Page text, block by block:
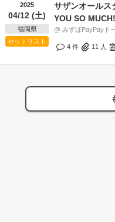
2025
04/12 (土)
福岡県
セットリスト
サザンオールス
YOU SO
@ みずほPayPayド
4 件 11 人